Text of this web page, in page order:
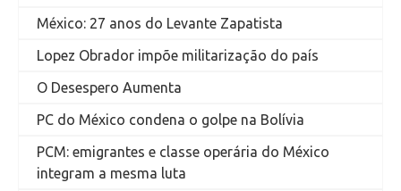
México: 27 anos do Levante Zapatista
Lopez Obrador impõe militarização do país
O Desespero Aumenta
PC do México condena o golpe na Bolívia
PCM: emigrantes e classe operária do México
integram a mesma luta